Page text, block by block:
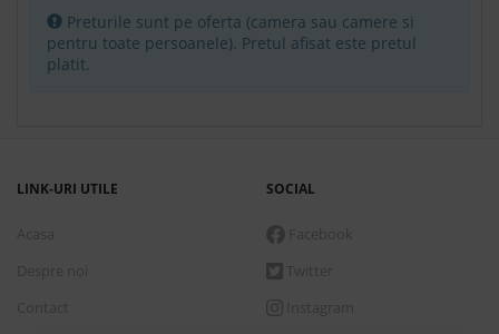
Family
Fara masa
7 nopti cazare incepand de Sambata, 29 August 2026
Preturile sunt pe oferta (camera sau camere si
pentru toate persoanele). Pretul afisat este pretul
platit.
LINK-URI UTILE SOCIAL